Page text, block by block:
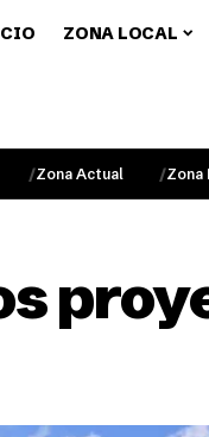
ZONA LOCAL
Zona Actual Zona